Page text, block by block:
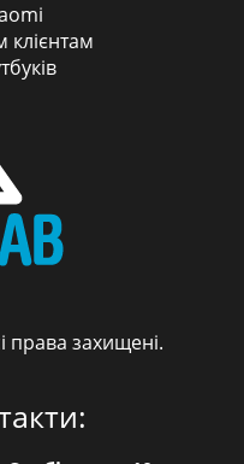
права захищені.